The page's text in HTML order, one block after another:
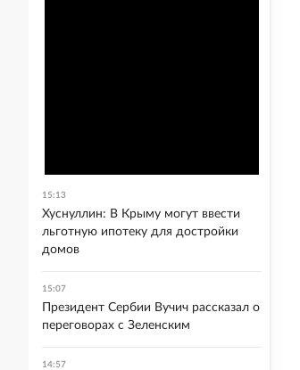
15:13
Хуснуллин: В Крыму могут ввести
льготную ипотеку для достройки
домов
15:07
Президент Сербии Вучич рассказал о
переговорах с Зеленским
14:57